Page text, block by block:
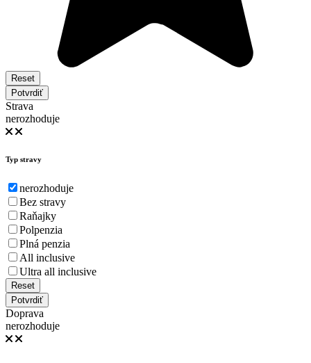
Reset
Potvrdiť
Strava
nerozhoduje
Typ stravy
nerozhoduje
Bez stravy
Raňajky
Polpenzia
Plná penzia
All inclusive
Ultra all inclusive
Reset
Potvrdiť
Doprava
nerozhoduje